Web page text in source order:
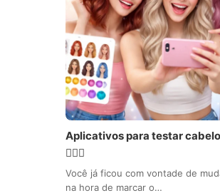
Aplicativos para testar
💇‍♀️✨
Você já ficou com vontade de
na hora de marcar o…